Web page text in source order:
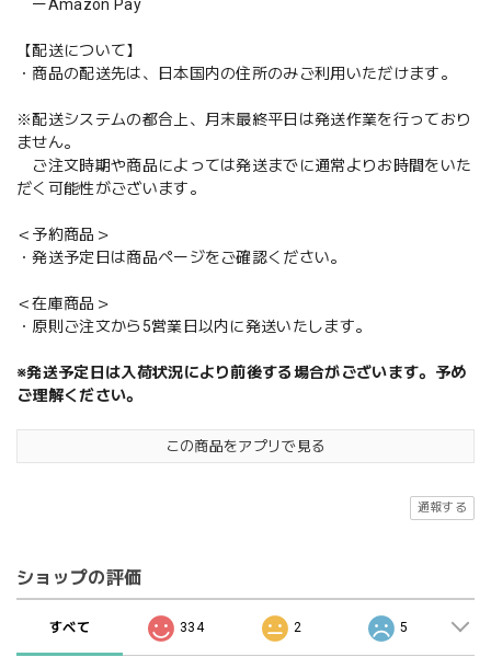
ーAmazon Pay
【配送について】
・商品の配送先は、日本国内の住所のみご利用いただけます。
※配送システムの都合上、月末最終平日は発送作業を行っており
ません。
ご注文時期や商品によっては発送までに通常よりお時間をいた
だく可能性がございます。
＜予約商品＞
・発送予定日は商品ページをご確認ください。
＜在庫商品＞
・原則ご注文から5営業日以内に発送いたします。
※発送予定日は入荷状況により前後する場合がございます。予め
ご理解ください。
この商品をアプリで見る
通報する
ショップの評価
すべて 334 2 5